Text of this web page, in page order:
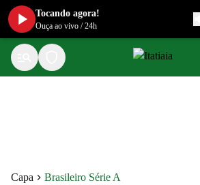
Capa Brasileiro Série A
Tocando agora!
Ouça ao vivo /24h